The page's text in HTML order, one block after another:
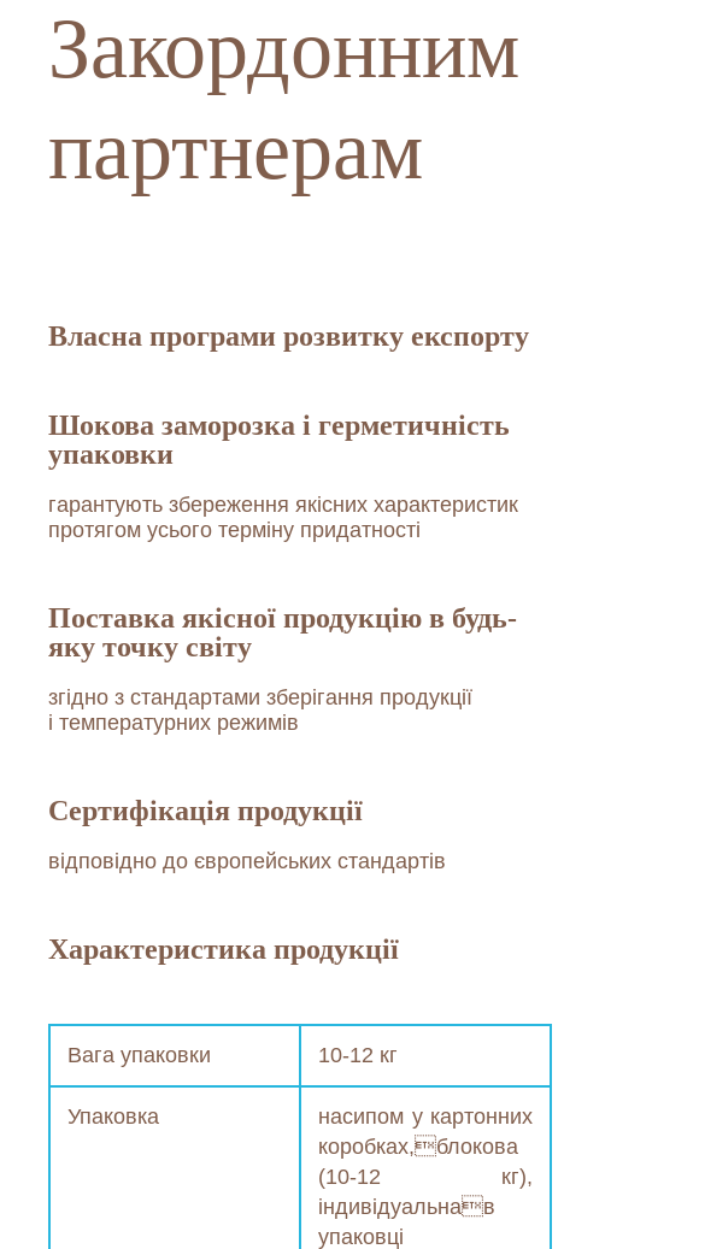
Закордонним
партнерам
Власна програми розвитку експорту
Шокова заморозка і герметичність
упаковки
гарантують збереження якісних характеристик
протягом усього терміну придатності
Поставка якісної продукцію в будь-
яку точку світу
згідно з стандартами зберігання продукції
і температурних режимів
Сертифікація продукції
відповідно до європейських стандартів
Характеристика продукції
Вага упаковки 10-12 кг
Упаковка
насипом у картонних
коробках,блокова
(10-12 кг),
індивідуальнав
упаковці